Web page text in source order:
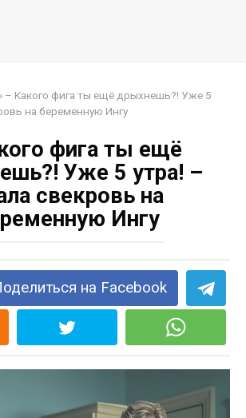
– Какого фига ты ещё дрыхнешь?! Уже 5
на беременную Ингу
фига ты ещё
Уже 5 утра! –
свекровь на
Ингу
на Facebook